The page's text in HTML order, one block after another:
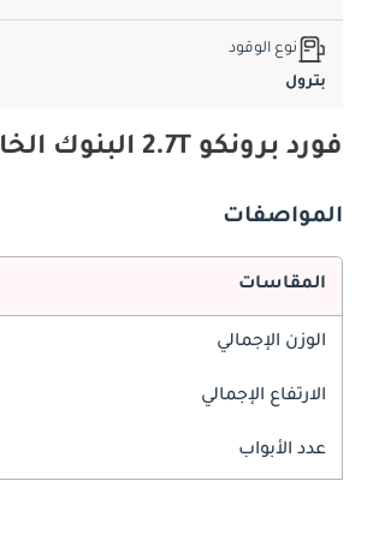
نوع الوقود
بترول
فورد برونكو 2.7T البنوك الخارجية المواصفات والميزات
المواصفات
المقاسات
الوزن الإجمالي
الارتفاع الإجمالي
عدد الأبواب